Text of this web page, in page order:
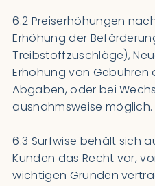
6.2 Preiserhöhungen
Erhöhung der
Treibstoffzuschläge),
Erhöhung von
Abgaben, oder bei
ausnahmsweise möglich.
6.3 Surfwise behält sich
Kunden das Recht vor,
wichtigen Gründen